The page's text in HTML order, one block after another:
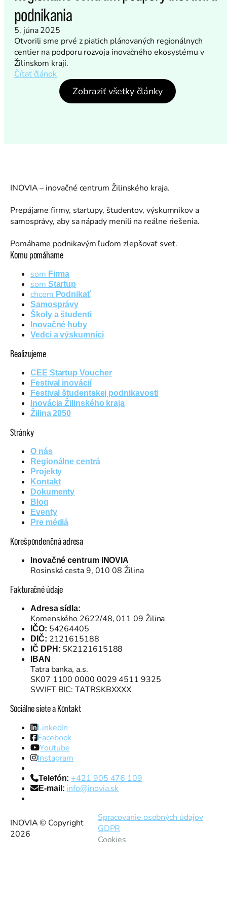
podnikania
5. júna 2025
Otvorili sme prvé z piatich plánovaných regionálnych
centier na podporu rozvoja inovačného ekosystému v
Žilinskom kraji.
Čítať článok
Zobraziť všetky články
INOVIA – inovačné centrum Žilinského kraja.
Prepájame firmy, startupy, študentov, výskumníkov a
samosprávy, aby sa nápady menili na reálne riešenia.
Pomáhame podnikavým ľuďom zlepšovať svet.
Komu pomáhame
som Firma
som Startup
chcem Podnikať
Samosprávy
Školy a študenti
Inovačné huby
Vedci a výskumníci
Realizujeme
CEE Startup Voucher
Festival inovácií
Festival študentskej podnikavosti
Inovácia Žilinského kraja
Žilina 2050
Stránky
O nás
Regionálne centrá
Projekty
Kontakt
Dokumenty
Blog
Eventy
Pre médiá
Korešpondenčná adresa
Inovačné centrum INOVIA
Rosinská cesta 9, 010 08 Žilina
Fakturačné údaje
Adresa sídla:
Komenského 2622/48, 011 09 Žilina
IČO: 54264405
DIČ: 2121615188
IČ DPH:SK2121615188
IBAN
Tatra banka, a.s.
SK07 1100 0000 0029 4511 9325
SWIFT BIC: TATRSKBXXXX
Sociálne siete a Kontakt
LinkedIn
Facebook
Youtube
Instagram
Telefón: +421 905 476 109
E-mail: info@inovia.sk
INOVIA © Copyright
2026
Spracovanie osobných údajov
GDPR
Cookies